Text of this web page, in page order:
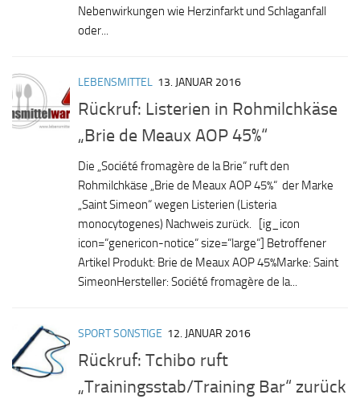
Nebenwirkungen wie Herzinfarkt und Schlaganfall
oder...
LEBENSMITTEL 13. JANUAR 2016
Rückruf: Listerien in Rohmilchkäse
„Brie de Meaux AOP 45%“
Die „Société fromagère de la Brie“ ruft den
Rohmilchkäse „Brie de Meaux AOP 45%“ der Marke
„Saint Simeon“ wegen Listerien (Listeria
monocytogenes) Nachweis zurück. [ig_icon
icon=“genericon-notice“ size=“large“] Betroffener
Artikel Produkt: Brie de Meaux AOP 45%Marke: Saint
SimeonHersteller: Société fromagère de la...
SPORT SONSTIGE 12. JANUAR 2016
Rückruf: Tchibo ruft
„Trainingsstab/Training Bar“ zurück